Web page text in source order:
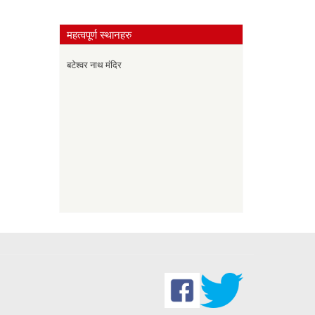
महत्वपूर्ण स्थानहरु
बटेश्वर नाथ मंदिर